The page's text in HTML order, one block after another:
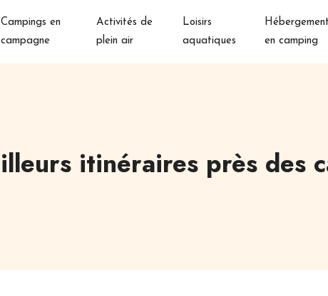
Campings en
campagne
Activités de
plein air
Loisirs
aquatiques
en camping
itinéraires près des